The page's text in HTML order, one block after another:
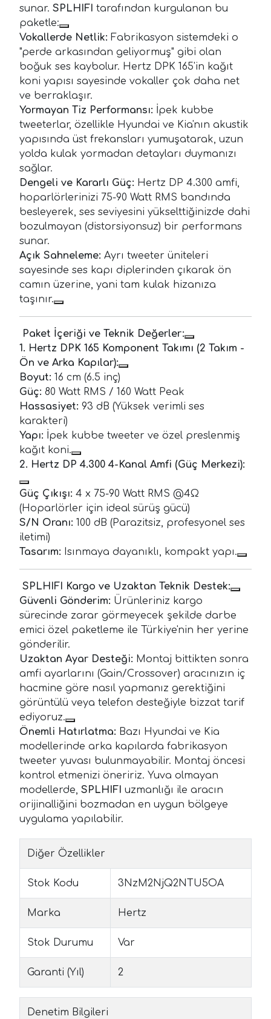
sunar. SPLHIFI tarafından kurgulanan bu
paketle:
Vokallerde Netlik: Fabrikasyon sistemdeki o
"perde arkasından geliyormuş" gibi olan
boğuk ses kaybolur. Hertz DPK 165'in kağıt
koni yapısı sayesinde vokaller çok daha net
ve berraklaşır.
Yormayan Tiz Performansı: İpek kubbe
tweeterlar, özellikle Hyundai ve Kia'nın akustik
yapısında üst frekansları yumuşatarak, uzun
yolda kulak yormadan detayları duymanızı
sağlar.
Dengeli ve Kararlı Güç: Hertz DP 4.300 amfi,
hoparlörlerinizi 75-90 Watt RMS bandında
besleyerek, ses seviyesini yükselttiğinizde dahi
bozulmayan (distorsiyonsuz) bir performans
sunar.
Açık Sahneleme: Ayrı tweeter üniteleri
sayesinde ses kapı diplerinden çıkarak ön
camın üzerine, yani tam kulak hizanıza
taşınır.
Paket İçeriği ve Teknik Değerler:
1. Hertz DPK 165 Komponent Takımı (2 Takım -
Ön ve Arka Kapılar):
Boyut: 16 cm (6.5 inç)
Güç: 80 Watt RMS / 160 Watt Peak
Hassasiyet: 93 dB (Yüksek verimli ses
karakteri)
Yapı: İpek kubbe tweeter ve özel preslenmiş
kağıt koni.
2. Hertz DP 4.300 4-Kanal Amfi (Güç Merkezi):
Güç Çıkışı: 4 x 75-90 Watt RMS @4Ω
(Hoparlörler için ideal sürüş gücü)
S/N Oranı: 100 dB (Parazitsiz, profesyonel ses
iletimi)
Tasarım: Isınmaya dayanıklı, kompakt yapı.
SPLHIFI Kargo ve Uzaktan Teknik Destek:
Güvenli Gönderim: Ürünleriniz kargo
sürecinde zarar görmeyecek şekilde darbe
emici özel paketleme ile Türkiye'nin her yerine
gönderilir.
Uzaktan Ayar Desteği: Montaj bittikten sonra
amfi ayarlarını (Gain/Crossover) aracınızın iç
hacmine göre nasıl yapmanız gerektiğini
görüntülü veya telefon desteğiyle bizzat tarif
ediyoruz.
Önemli Hatırlatma: Bazı Hyundai ve Kia
modellerinde arka kapılarda fabrikasyon
tweeter yuvası bulunmayabilir. Montaj öncesi
kontrol etmenizi öneririz. Yuva olmayan
modellerde, SPLHIFI uzmanlığı ile aracın
orijinalliğini bozmadan en uygun bölgeye
uygulama yapılabilir.
Diğer Özellikler
Stok Kodu 3NzM2NjQ2NTU5OA
Marka Hertz
Stok Durumu Var
Garanti (Yıl) 2
Denetim Bilgileri